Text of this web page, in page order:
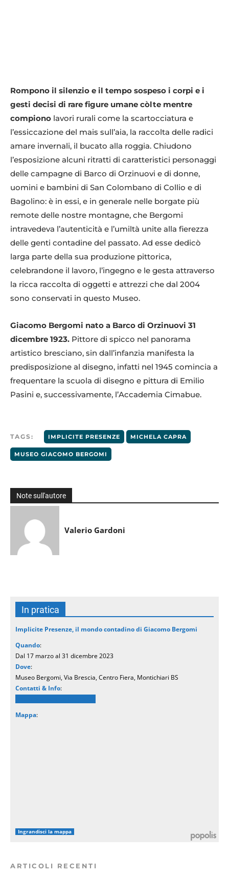
Rompono il silenzio e il tempo sospeso i corpi e i
gesti decisi di rare figure umane còlte mentre
compiono lavori rurali come la scartocciatura e
l’essiccazione del mais sull’aia, la raccolta delle radici
amare invernali, il bucato alla roggia. Chiudono
l’esposizione alcuni ritratti di caratteristici personaggi
delle campagne di Barco di Orzinuovi e di donne,
uomini e bambini di San Colombano di Collio e di
Bagolino: è in essi, e in generale nelle borgate più
remote delle nostre montagne, che Bergomi
intravedeva l’autenticità e l’umiltà unite alla fierezza
delle genti contadine del passato. Ad esse dedicò
larga parte della sua produzione pittorica,
celebrandone il lavoro, l’ingegno e le gesta attraverso
la ricca raccolta di oggetti e attrezzi che dal 2004
sono conservati in questo Museo.
Giacomo Bergomi nato a Barco di Orzinuovi 31
dicembre 1923. Pittore di spicco nel panorama
artistico bresciano, sin dall’infanzia manifesta la
predisposizione al disegno, infatti nel 1945 comincia a
frequentare la scuola di disegno e pittura di Emilio
Pasini e, successivamente, l’Accademia Cimabue.
TAGS: IMPLICITE PRESENZE MICHELA CAPRA
MUSEO GIACOMO BERGOMI
Note sull'autore
Valerio Gardoni
In pratica
Implicite Presenze, il mondo contadino di Giacomo Bergomi
Quando:
Dal 17 marzo al 31 dicembre 2023
Dove:
Museo Bergomi, Via Brescia, Centro Fiera, Montichiari BS
Contatti & Info:
Mappa:
Ingrandisci la mappa
ARTICOLI RECENTI